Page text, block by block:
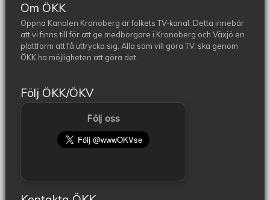
Om ÖKK
Öppna Kanalen Kronoberg är folkets TV-kanal. Detta innebär
att vi finns till för att ge medborgare i Kronoberg och Växjö en
plattform att få uttrycka sig. Alla som vill göra TV, ska genom
ÖKK ha möjligheten att göra det.
Följ ÖKK/ÖKV
Följ oss